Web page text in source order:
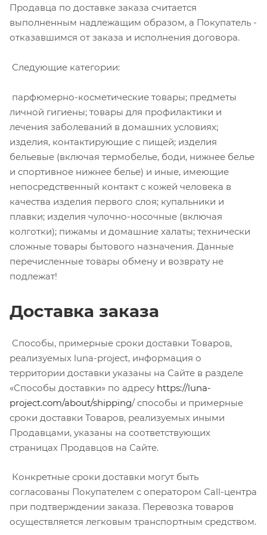
Продавца по доставке заказа считается
выполненным надлежащим образом, а Покупатель -
отказавшимся от заказа и исполнения договора.
Следующие категории:
парфюмерно-косметические товары; предметы
личной гигиены; товары для профилактики и
лечения заболеваний в домашних условиях;
изделия, контактирующие с пищей; изделия
бельевые (включая термобелье, боди, нижнее белье
и спортивное нижнее белье) и иные, имеющие
непосредственный контакт с кожей человека в
качества изделия первого слоя; купальники и
плавки; изделия чулочно-носочные (включая
колготки); пижамы и домашние халаты; технически
сложные товары бытового назначения. Данные
перечисленные товары обмену и возврату не
подлежат!
Доставка заказа
Способы, примерные сроки доставки Товаров,
реализуемых luna-project, информация о
территории доставки указаны на Сайте в разделе
«Способы доставки» по адресу https://luna-
project.com/about/shipping/способы и примерные
сроки доставки Товаров, реализуемых иными
Продавцами, указаны на соответствующих
страницах Продавцов на Сайте.
Конкретные сроки доставки могут быть
согласованы Покупателем с оператором Call-центра
при подтверждении заказа. Перевозка товаров
осуществляется легковым транспортным средством.